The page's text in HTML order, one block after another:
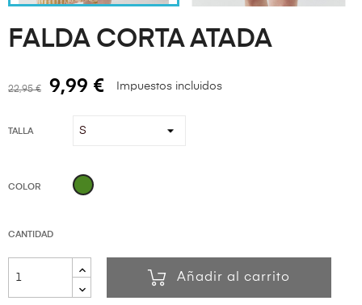
FALDA CORTA ATADA
22,95 € 9,99 € Impuestos incluidos
TALLA
COLOR VERDE
CANTIDAD
Añadir al carrito